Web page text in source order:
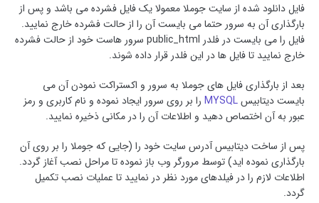
فایل دانلود شده از سایت جوملا معمولا یک فایل فشرده می باشد و پس از
بارگذاری آن به سرور حتما می بایست آن را از حالت فشرده خارج نمایید.
فایل را می بایست در فلدر public_html سرور هاست خود از حالت فشرده
خارج نمایید تا فایل ها در این فلدر قرار داده شوند.
بعد از بارگذاری فایل های جوملا به سرور و اکستراکت نمودن آن می
بایست دیتابیسMYSQL را بر روی سرور ایجاد نموده و نام کاربری و رمز
عبور به آن اختصاص دهید و اطلاعات آن را در مکانی ذخیره نمایید.
پس از ساخت دیتابیس آدرس سایت خود را (جایی که جوملا را بر روی آن
بارگذاری نموده اید) توسط مرورگر وب باز نموده تا مراحل نصب آغاز گردد.
اطلاعات لازم را در فیلدهای مورد نظر در نمایید تا عملیات نصب تکمیل
گردد.